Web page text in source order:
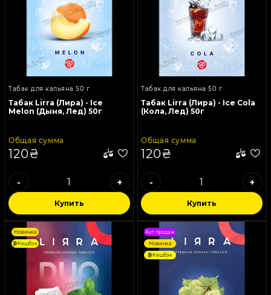
Табак для кальяна 50 г
Табак Lirra (Лира) - Ice
Melon (Дыня, Лед) 50г
Общая сумма
120₴
- +
Купить
Табак для кальяна 50 г
Табак Lirra (Лира) - Ice Cola
(Кола, Лед) 50г
Общая сумма
120₴
- +
Купить
Новинка
Кешбэк
Хит продаж
Новинка
Кешбэк